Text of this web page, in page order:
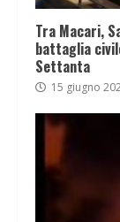
Tra Macari,
battaglia
Settanta
15 giugno